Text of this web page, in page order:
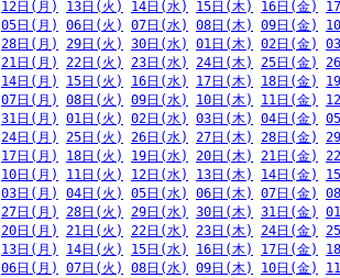
12日(月) 13日(火) 14日(水) 15日(木) 16日(金)
05日(月) 06日(火) 07日(水) 08日(木) 09日(金)
28日(月) 29日(火) 30日(水) 01日(木) 02日(金)
21日(月) 22日(火) 23日(水) 24日(木) 25日(金)
14日(月) 15日(火) 16日(水) 17日(木) 18日(金)
07日(月) 08日(火) 09日(水) 10日(木) 11日(金)
31日(月) 01日(火) 02日(水) 03日(木) 04日(金)
24日(月) 25日(火) 26日(水) 27日(木) 28日(金)
17日(月) 18日(火) 19日(水) 20日(木) 21日(金)
10日(月) 11日(火) 12日(水) 13日(木) 14日(金)
03日(月) 04日(火) 05日(水) 06日(木) 07日(金)
27日(月) 28日(火) 29日(水) 30日(木) 31日(金)
20日(月) 21日(火) 22日(水) 23日(木) 24日(金)
13日(月) 14日(火) 15日(水) 16日(木) 17日(金)
06日(月) 07日(火) 08日(水) 09日(木) 10日(金)